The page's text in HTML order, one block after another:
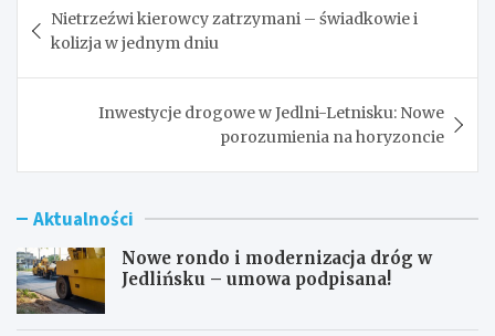
wpisu
Nietrzeźwi kierowcy zatrzymani – świadkowie i
kolizja w jednym dniu
Inwestycje drogowe w Jedlni-Letnisku: Nowe
porozumienia na horyzoncie
Aktualności
Nowe rondo i modernizacja dróg w
Jedlińsku – umowa podpisana!